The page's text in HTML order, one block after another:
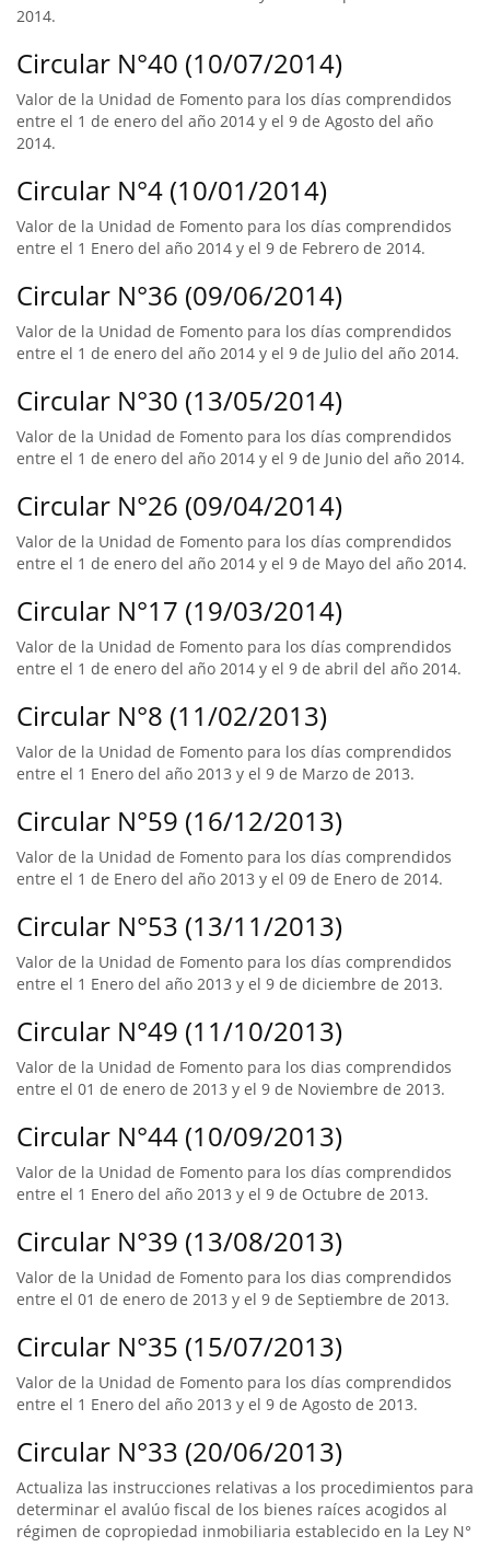
2014.
Circular N°40 (10/07/2014)
Valor de la Unidad de Fomento para los días comprendidos
entre el 1 de enero del año 2014 y el 9 de Agosto del año
2014.
Circular N°4 (10/01/2014)
Valor de la Unidad de Fomento para los días comprendidos
entre el 1 Enero del año 2014 y el 9 de Febrero de 2014.
Circular N°36 (09/06/2014)
Valor de la Unidad de Fomento para los días comprendidos
entre el 1 de enero del año 2014 y el 9 de Julio del año 2014.
Circular N°30 (13/05/2014)
Valor de la Unidad de Fomento para los días comprendidos
entre el 1 de enero del año 2014 y el 9 de Junio del año 2014.
Circular N°26 (09/04/2014)
Valor de la Unidad de Fomento para los días comprendidos
entre el 1 de enero del año 2014 y el 9 de Mayo del año 2014.
Circular N°17 (19/03/2014)
Valor de la Unidad de Fomento para los días comprendidos
entre el 1 de enero del año 2014 y el 9 de abril del año 2014.
Circular N°8 (11/02/2013)
Valor de la Unidad de Fomento para los días comprendidos
entre el 1 Enero del año 2013 y el 9 de Marzo de 2013.
Circular N°59 (16/12/2013)
Valor de la Unidad de Fomento para los días comprendidos
entre el 1 de Enero del año 2013 y el 09 de Enero de 2014.
Circular N°53 (13/11/2013)
Valor de la Unidad de Fomento para los días comprendidos
entre el 1 Enero del año 2013 y el 9 de diciembre de 2013.
Circular N°49 (11/10/2013)
Valor de la Unidad de Fomento para los dias comprendidos
entre el 01 de enero de 2013 y el 9 de Noviembre de 2013.
Circular N°44 (10/09/2013)
Valor de la Unidad de Fomento para los días comprendidos
entre el 1 Enero del año 2013 y el 9 de Octubre de 2013.
Circular N°39 (13/08/2013)
Valor de la Unidad de Fomento para los dias comprendidos
entre el 01 de enero de 2013 y el 9 de Septiembre de 2013.
Circular N°35 (15/07/2013)
Valor de la Unidad de Fomento para los días comprendidos
entre el 1 Enero del año 2013 y el 9 de Agosto de 2013.
Circular N°33 (20/06/2013)
Actualiza las instrucciones relativas a los procedimientos para
determinar el avalúo fiscal de los bienes raíces acogidos al
régimen de copropiedad inmobiliaria establecido en la Ley N°